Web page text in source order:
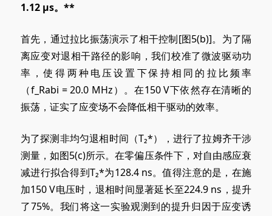
1.12 μs。**
首先，通过拉比振荡演示了相干控制[图5(b)]。为了隔
离应变对退相干路径的影响，我们校准了微波驱动功
率，使得两种电压设置下保持相同的拉比频率
（f_Rabi = 20.0 MHz）。在150 V下依然存在清晰的
振荡，证实了应变场不会降低相干驱动的效率。
为了探测非均匀退相时间（T₂*），进行了拉姆齐干涉
测量，如图5(c)所示。在零偏压条件下，对自由感应衰
减进行拟合得到T₂*为128.4 ns。值得注意的是，在施
加150 V电压时，退相时间显著延长至224.9 ns，提升
了75%。我们将这一实验观测到的提升归因于应变诱